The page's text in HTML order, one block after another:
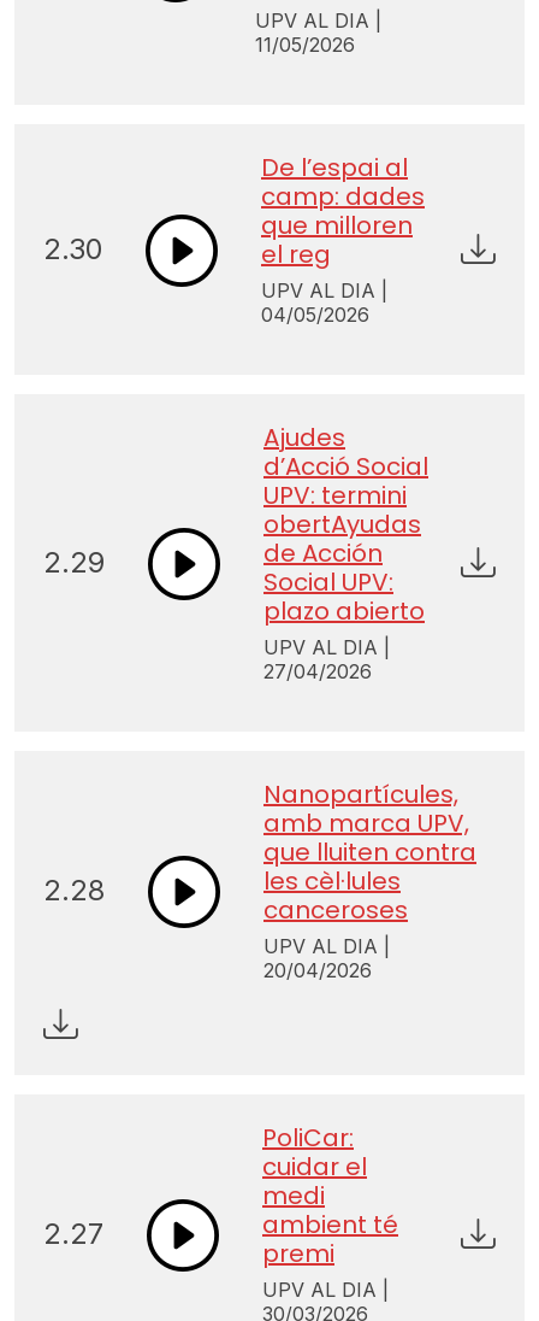
UPV AL DIA |
11/05/2026
2.30
De l’espai al
camp: dades
que milloren
el reg
UPV AL DIA |
04/05/2026
2.29
Ajudes
d’Acció Social
UPV: termini
obertAyudas
de Acción
Social UPV:
plazo abierto
UPV AL DIA |
27/04/2026
2.28
Nanopartícules,
amb marca UPV,
que lluiten contra
les cèl·lules
canceroses
UPV AL DIA |
20/04/2026
2.27
PoliCar:
cuidar el
medi
ambient té
premi
UPV AL DIA |
30/03/2026